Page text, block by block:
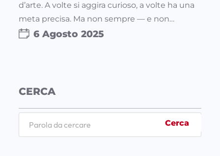
d’arte. A volte si aggira curioso, a volte ha una
meta precisa. Ma non sempre — e non…
6 Agosto 2025
CERCA
Cerca